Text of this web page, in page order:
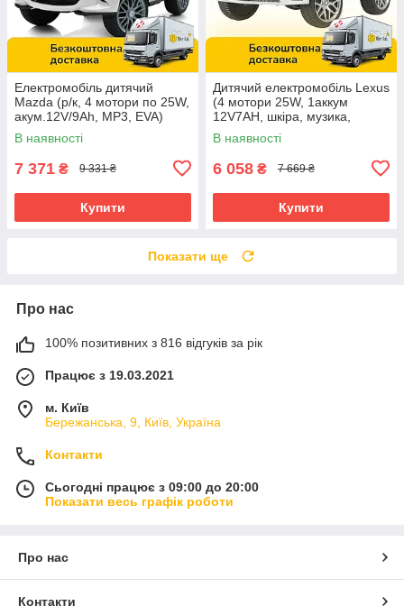
Електромобіль дитячий
Mazda (р/к, 4 мотори по 25W,
акум.12V/9Ah, MP3, EVA)
Bambi M 5846EBLR-1 Білий
В наявності
7 371 ₴ 9 331 ₴
Купити
Дитячий електромобіль Lexus
(4 мотори 25W, 1аккум
12V7AH, шкіра, музика,
світло, EVA) M 4824EBLR-1
В наявності
6 058 ₴ 7 669 ₴
Купити
Показати ще
Про нас
100% позитивних з 816 відгуків за рік
Працює з 19.03.2021
м. Київ
Бережанська, 9, Київ, Україна
Контакти
Сьогодні працює з 09:00 до 20:00
Показати весь графік роботи
Про нас
Контакти